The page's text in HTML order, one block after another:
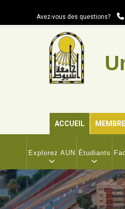
Avez-vous des questions?
ACCUEIL
NAVIGATION
Explorez AUN Étudiants